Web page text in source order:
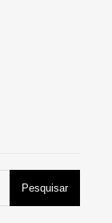
Pesquisar